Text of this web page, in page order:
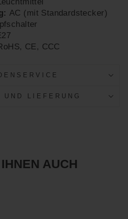
AC (mit Standardstecker)
CE, CCC
UND LIEFERUNG
AUCH